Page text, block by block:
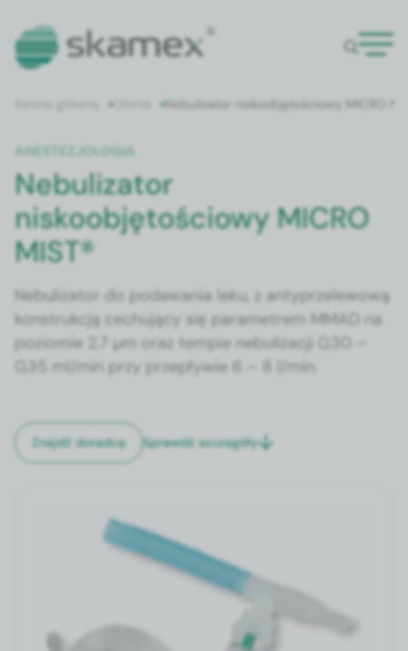
Oferta Nebulizator niskoobjętościowy MICRO
ANESTEZJOLOGIA
Nebulizator
niskoobjętościowy MICRO
MIST®
Nebulizator do podawania leku, z antyprzelewową
konstrukcją cechujący się parametrem MMAD na
poziomie 2,7 µm oraz tempie nebulizacji 0,30 –
0,35 ml/min przy przepływie 6 – 8 l/min.
Znajdź doradcę Sprawdź szczegóły